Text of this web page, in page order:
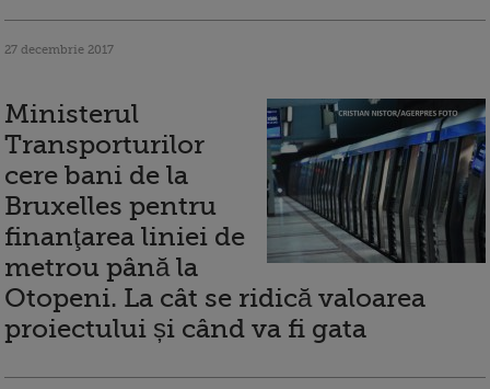
27 decembrie 2017
Ministerul
Transporturilor
cere bani de la
Bruxelles pentru
finanţarea liniei de
metrou până la
Otopeni. La cât se ridică valoarea
proiectului și când va fi gata